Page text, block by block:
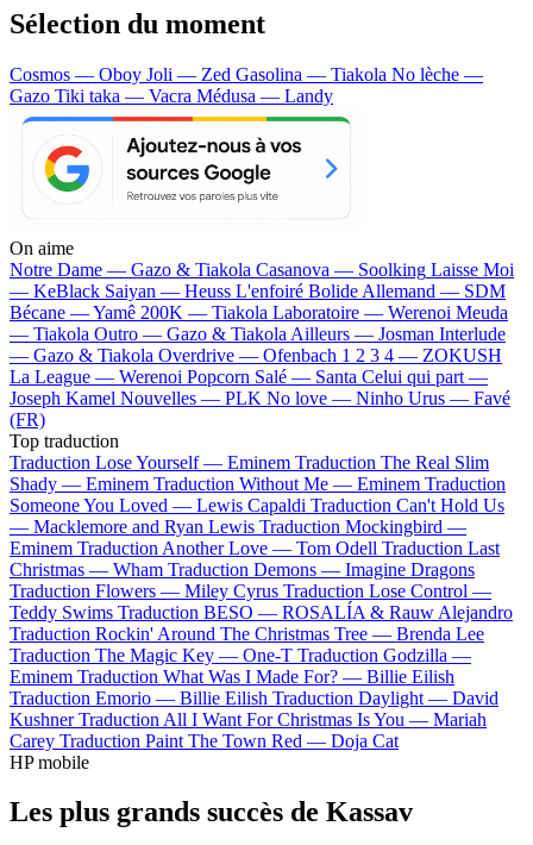
Sélection du moment
Cosmos — Oboy Joli — Zed Gasolina — Tiakola No lèche —
Gazo Tiki taka — Vacra Médusa — Landy
On aime
Notre Dame — Gazo & Tiakola Casanova — Soolking Laisse Moi
— KeBlack Saiyan — Heuss L'enfoiré Bolide Allemand — SDM
Bécane —Yamê 200K — Tiakola Laboratoire — Werenoi Meuda
— Tiakola Outro — Gazo & Tiakola Ailleurs — Josman Interlude
— Gazo & Tiakola Overdrive — Ofenbach 1 2 3 4 — ZOKUSH
La League — Werenoi Popcorn Salé — Santa Celui qui part —
Joseph Kamel Nouvelles — PLK No love — Ninho Urus — Favé
(FR)
Top traduction
Traduction Lose Yourself — Eminem Traduction The Real Slim
Shady — Eminem Traduction Without Me — Eminem Traduction
Someone You Loved — Lewis Capaldi Traduction Can't Hold Us
— Macklemore and Ryan Lewis Traduction Mockingbird —
Eminem Traduction Another Love — Tom Odell Traduction Last
Christmas — Wham Traduction Demons — Imagine Dragons
Traduction Flowers — Miley Cyrus Traduction Lose Control —
Teddy Swims Traduction BESO — ROSALÍA & Rauw Alejandro
Traduction Rockin' Around The Christmas Tree — Brenda Lee
Traduction The Magic Key — One-T Traduction Godzilla —
Eminem Traduction What Was I Made For? — Billie Eilish
Traduction Emorio — Billie Eilish Traduction Daylight — David
Kushner Traduction All I Want For Christmas Is You — Mariah
Carey Traduction Paint The Town Red — Doja Cat
HP mobile
Les plus grands succès de Kassav